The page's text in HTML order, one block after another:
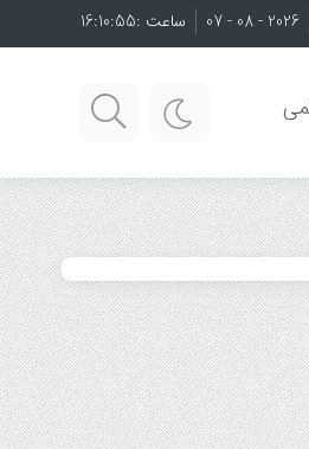
2026 - 08 - 07 ساعت :16:10:55